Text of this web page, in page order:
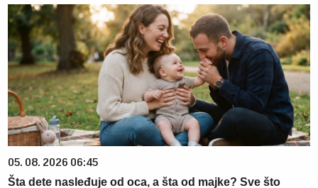
05. 08. 2026 06:45
Šta dete nasleđuje od oca, a šta od majke? Sve što